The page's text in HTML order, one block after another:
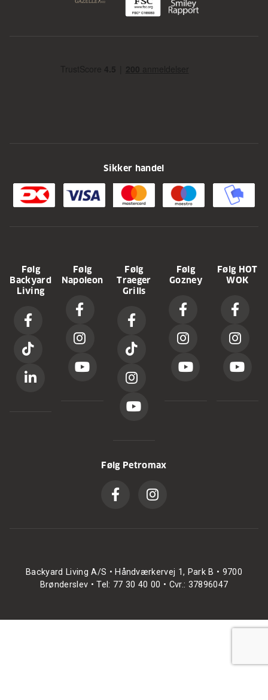
Sikker handel
Følg
Backyard
Living
Følg
Napoleon
Følg
Traeger
Grills
Følg
Gozney
Følg HOT
WOK
Følg Petromax
Backyard Living A/S • Håndværkervej 1, Park B • 9700
Brønderslev • Tel: 77 30 40 00 • Cvr.: 37896047